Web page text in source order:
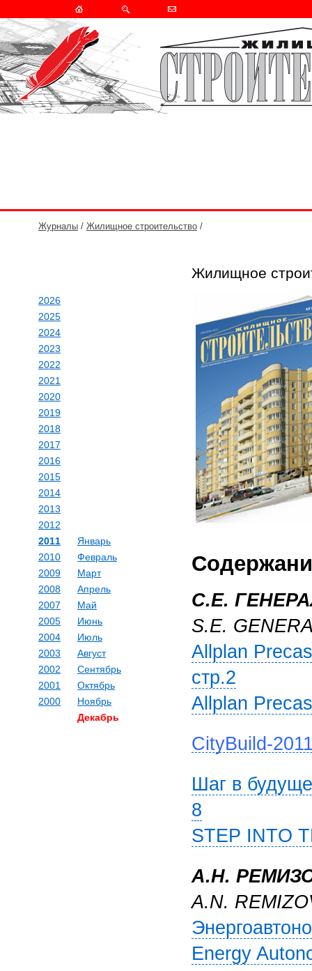
Журналы / Жилищное строительство /
Жилищное
2026
2025
2024
2023
2022
2021
2020
2019
2018
2017
2016
2015
2014
2013
2012
2011
Январь
Февраль
Март
Апрель
Май
Июнь
Июль
Август
Сентябрь
Октябрь
Ноябрь
Декабрь
2010
2009
2008
2007
2005
2004
2003
2002
2001
2000
C.Е.
S.E.
Allplan
стр.2
Allplan
СityBuild-
Шаг в
8
STEP INTO
А.Н.
A.N.
Energy